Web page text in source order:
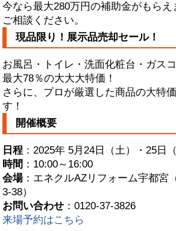
今なら最大280万円の補助金がもら
ご相談ください。
現品限り！展示品売却セール！
お風呂・トイレ・洗面化粧台・ガス
最大78％の大大大特価！
さらに、プロが厳選した商品の大特
す！
開催概要
日程 ：2025年 5月24日（土）・25日（
時間 ：10:00～16:00
会場：エネクルAZリフォーム宇都宮
3-38）
お問い合わせ ：0120-37-3826
来場予約はこちら